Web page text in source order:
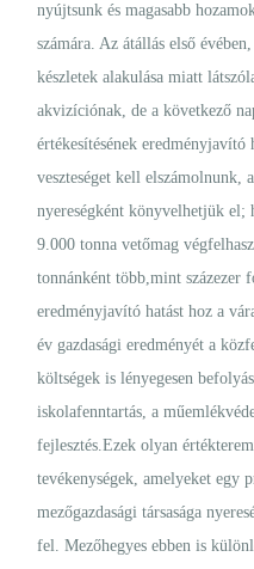
nyújtsunk és magasabb
számára. Az átállás első
készletek alakulása miatt
akvizíciónak, de a következő
értékesítésének
veszteséget kell elszámolnunk,
nyereségként könyvelhetjük el;
9.000 tonna vetőmag
tonnánként több,mint
eredményjavító hatást hoz a
év gazdasági eredményét a
költségek is lényegesen
iskolafenntartás, a
fejlesztés.Ezek olyan
tevékenységek, amelyeket egy
mezőgazdasági társasága
fel. Mezőhegyes ebben is